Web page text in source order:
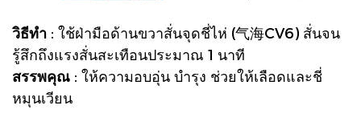
วิธีทำ : ใช้ฝ่ามือด้านขวาสั่นจุดชี่ไห่ (气海CV6) สั่นจน
รู้สึกถึงแรงสั่นสะเทือนประมาณ 1 นาที
สรรพคุณ : ให้ความอบอุ่น บำรุง ช่วยให้เลือดและชี่
หมุนเวียน